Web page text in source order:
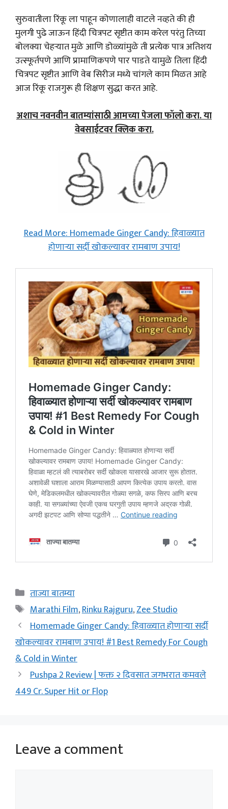
सुरुवातीला रिंकू ला पाहून कोणालाही वाटले नव्हते की ही
मुलगी पुढे जाऊन हिंदी चित्रपट सृष्टीत काम करेल परंतु तिच्या
बोलक्या चेहऱ्यात मुळे आणि डोळ्यांमुळे ती प्रत्येक पात्र अतिशय
उत्स्फूर्तपणे आणि प्रामाणिकपणे पार पाडते यामुळे तिला हिंदी
चित्रपट सृष्टीत आणि वेब सिरीज मध्ये चांगले काम मिळत आहे
आज रिंकू राजगुरू ही शिक्षण सुद्धा करत आहे.
अशाच नवनवीन बातम्यांसाठी आमच्या पेजला फॉलो करा. या
वेबसाईटवर क्लिक करा.
Read More: Homemade Ginger Candy: हिवाळ्यात
होणाऱ्या सर्दी खोकल्यावर रामबाण उपाय!
Categories
ताज्या बातम्या
Tags
Marathi Film,Rinku Rajguru,Zee Studio
Homemade Ginger Candy: हिवाळ्यात होणाऱ्या सर्दी
खोकल्यावर रामबाण उपाय! #1 Best Remedy For Cough
& Cold in Winter
Pushpa 2 Review | फक्त २ दिवसात जगभरात कमवले
449 Cr. Super Hit or Flop
Leave a comment